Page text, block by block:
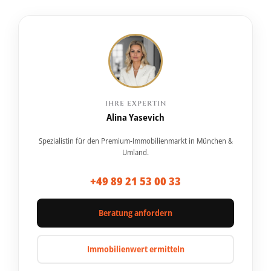
IHRE EXPERTIN
Alina Yasevich
Spezialistin für den Premium-Immobilienmarkt in München &
Umland.
+49 89 21 53 00 33
Beratung anfordern
Immobilienwert ermitteln